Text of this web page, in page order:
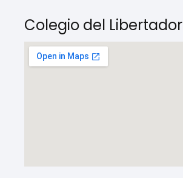
Colegio del Libertador